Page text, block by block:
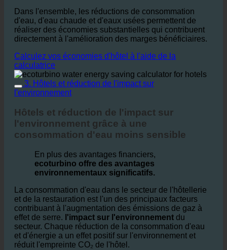
Dans l'ensemble, les réductions de consommation
d'eau, d'eau chaude et d'eaux usées permettent de
réaliser des économies substantielles qui contribuent
directement à l'amélioration des marges bénéficiaires.
Calculez vos économies d'hôtel à l'aide de la
calculatrice
3. Hôtels et réduction de l'impact sur
l'environnement
Hôtels et réduction de l'impact sur
l'environnement grâce à une
consommation d'eau moins sensible
En plus des avantages financiers,
ecoturbino offre des avantages
environnementaux significatifs.
La consommation d'eau dans le secteur de l'hôtellerie
et de la restauration est l'un des principaux facteurs
contribuant à l'augmentation des émissions de gaz à
effet de serre. l'impact sur l'environnement du
secteur. Chaque réduction de la consommation d'eau
et d'énergie a un effet positif sur l'environnement et
réduit l'empreinte CO₂ de l'hôtel.